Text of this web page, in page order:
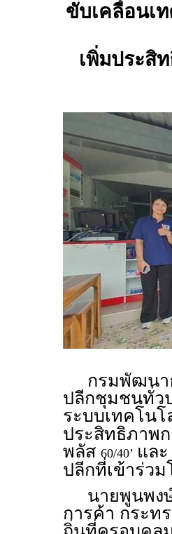
ขับเคลื่อนเ
เพิ่มประสิ
กรมพัฒนาธุ
ปลีกชุมชนทั่วป
ระบบเทคโน
ประสิทธิภาพ
พลัส 60/40’ แล
ปลีกที่เข้าร่วม
นายพูนพงษ์
การค้า กระท